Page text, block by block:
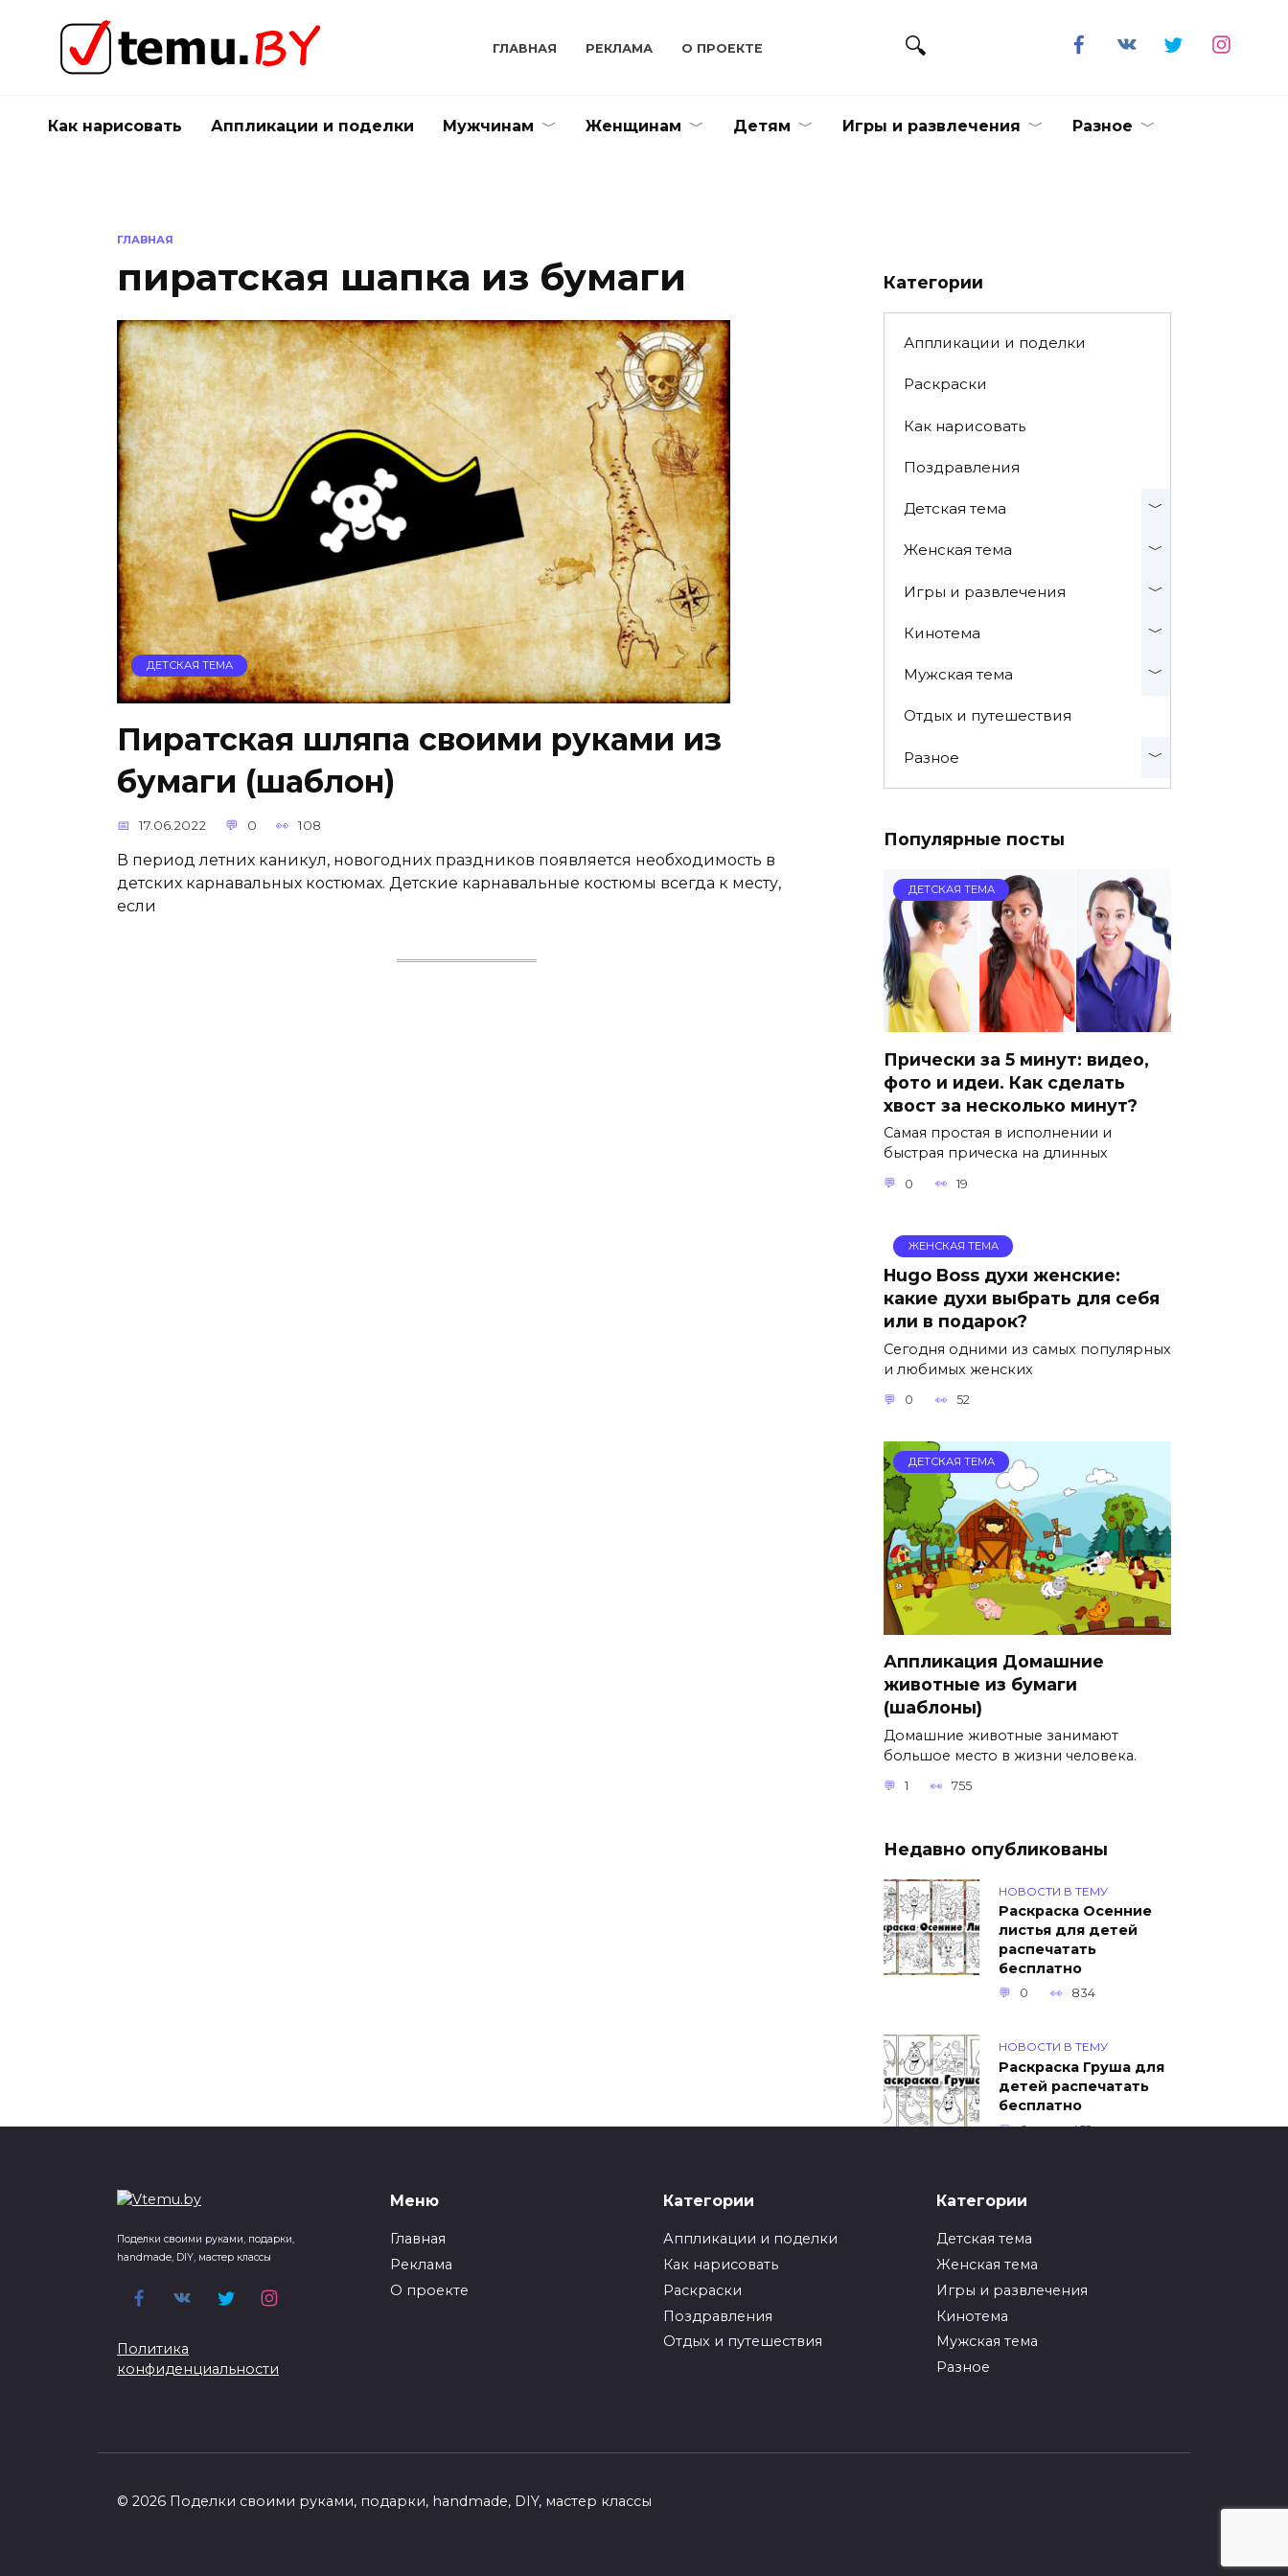
содержанию
ГЛАВНАЯ РЕКЛАМА О ПРОЕКТЕ
Как нарисовать Аппликации и поделки Мужчинам Женщинам Детям Игры и развлечения Разное
ГЛАВНАЯ
пиратская шапка из бумаги
ДЕТСКАЯ ТЕМА
Пиратская шляпа своими руками из
бумаги (шаблон)
17.06.2022 0 108
В период летних каникул, новогодних праздников появляется необходимость в
детских карнавальных костюмах. Детские карнавальные костюмы всегда к месту,
если
Категории
Аппликации и поделки
Раскраски
Как нарисовать
Поздравления
Детская тема
Женская тема
Игры и развлечения
Кинотема
Мужская тема
Отдых и путешествия
Разное
Популярные посты
ДЕТСКАЯ ТЕМА
Прически за 5 минут: видео,
фото и идеи. Как сделать
хвост за несколько минут?
Самая простая в исполнении и
быстрая прическа на длинных
0 19
ЖЕНСКАЯ ТЕМА
Hugo Boss духи женские:
какие духи выбрать для себя
или в подарок?
Сегодня одними из самых популярных
и любимых женских
0 52
ДЕТСКАЯ ТЕМА
Аппликация Домашние
животные из бумаги
(шаблоны)
Домашние животные занимают
большое место в жизни человека.
1 755
Недавно опубликованы
НОВОСТИ В ТЕМУ
Раскраска Осенние
листья для детей
распечатать
бесплатно
0 834
НОВОСТИ В ТЕМУ
Раскраска Груша для
детей распечатать
бесплатно
0 452
Как упаковать вещи
0
Как вырастить ананас
из верхушки в
Поделки своими руками, подарки,
handmade, DIY, мастер классы
Политика
конфиденциальности
Меню
Главная
Реклама
О проекте
Категории
Аппликации и поделки
Как нарисовать
Раскраски
Поздравления
Отдых и путешествия
Категории
Детская тема
Женская тема
Игры и развлечения
Кинотема
Мужская тема
Разное
© 2026 Поделки своими руками, подарки, handmade, DIY, мастер классы